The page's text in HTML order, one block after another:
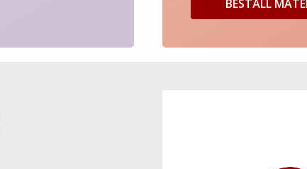
BESTÄLL